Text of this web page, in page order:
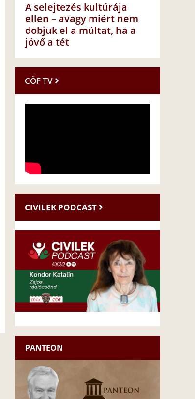
A selejtezés kultúrája
ellen – avagy miért nem
dobjuk el a múltat, ha a
jövő a tét
CÖF TV
CIVILEK PODCAST
PANTEON